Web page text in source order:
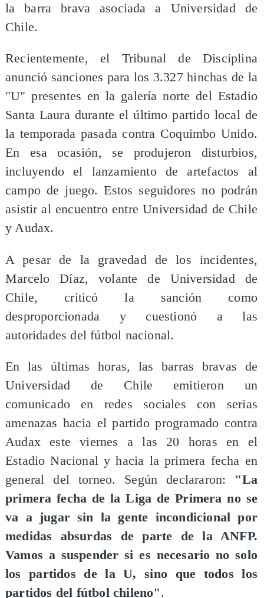
la barra brava asociada a Universidad de
Chile.
Recientemente, el Tribunal de Disciplina
anunció sanciones para los 3.327 hinchas de la
"U" presentes en la galería norte del Estadio
Santa Laura durante el último partido local de
la temporada pasada contra Coquimbo Unido.
En esa ocasión, se produjeron disturbios,
incluyendo el lanzamiento de artefactos al
campo de juego. Estos seguidores no podrán
asistir al encuentro entre Universidad de Chile
y Audax.
A pesar de la gravedad de los incidentes,
Marcelo Díaz, volante de Universidad de
Chile, criticó la sanción como
desproporcionada y cuestionó a las
autoridades del fútbol nacional.
En las últimas horas, las barras bravas de
Universidad de Chile emitieron un
comunicado en redes sociales con serias
amenazas hacia el partido programado contra
Audax este viernes a las 20 horas en el
Estadio Nacional y hacia la primera fecha en
general del torneo. Según declararon: "La
primera fecha de la Liga de Primera no se
va a jugar sin la gente incondicional por
medidas absurdas de parte de la ANFP.
Vamos a suspender si es necesario no solo
los partidos de la U, sino que todos los
partidos del fútbol chileno".